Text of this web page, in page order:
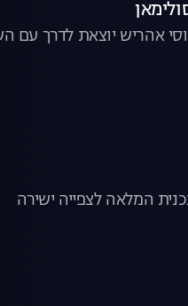
אהריש יוצאת לדרך עם
המלאה לצפייה ישירה